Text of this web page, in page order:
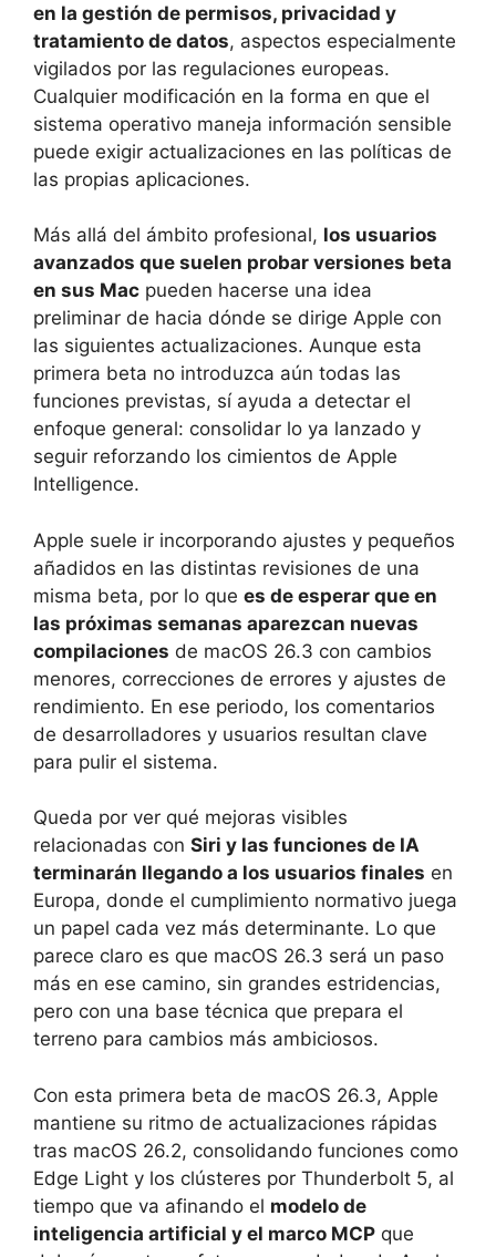
en la gestión de permisos, privacidad y
tratamiento de datos, aspectos especialmente
vigilados por las regulaciones europeas.
Cualquier modificación en la forma en que el
sistema operativo maneja información sensible
puede exigir actualizaciones en las políticas de
las propias aplicaciones.
Más allá del ámbito profesional, los usuarios
avanzados que suelen probar versiones beta
en sus Mac pueden hacerse una idea
preliminar de hacia dónde se dirige Apple con
las siguientes actualizaciones. Aunque esta
primera beta no introduzca aún todas las
funciones previstas, sí ayuda a detectar el
enfoque general: consolidar lo ya lanzado y
seguir reforzando los cimientos de Apple
Intelligence.
Apple suele ir incorporando ajustes y pequeños
añadidos en las distintas revisiones de una
misma beta, por lo que es de esperar que en
las próximas semanas aparezcan nuevas
compilaciones de macOS 26.3 con cambios
menores, correcciones de errores y ajustes de
rendimiento. En ese periodo, los comentarios
de desarrolladores y usuarios resultan clave
para pulir el sistema.
Queda por ver qué mejoras visibles
relacionadas con Siri y las funciones de IA
terminarán llegando a los usuarios finales en
Europa, donde el cumplimiento normativo juega
un papel cada vez más determinante. Lo que
parece claro es que macOS 26.3 será un paso
más en ese camino, sin grandes estridencias,
pero con una base técnica que prepara el
terreno para cambios más ambiciosos.
Con esta primera beta de macOS 26.3, Apple
mantiene su ritmo de actualizaciones rápidas
tras macOS 26.2, consolidando funciones como
Edge Light y los clústeres por Thunderbolt 5, al
tiempo que va afinando el modelo de
inteligencia artificial y el marco MCP que